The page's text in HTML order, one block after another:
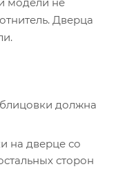
Дверца
должна
на дверце со
сторон